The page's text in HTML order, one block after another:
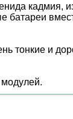
батареи
тонкие и
модулей.